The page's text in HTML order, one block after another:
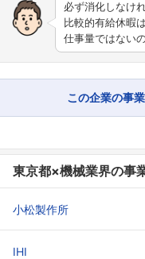
必ず消化しなけ
比較的有給休暇
仕事量ではない
この企業の事
東京都×機械業界の事
小松製作所
IHI